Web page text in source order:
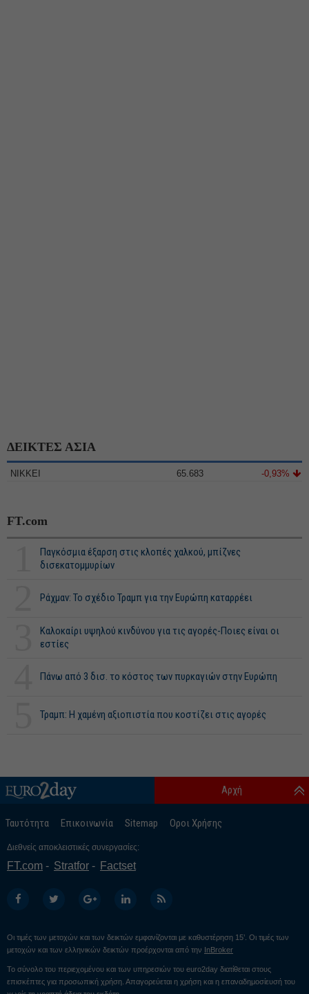
ΔΕΙΚΤΕΣ ΑΣΙΑ
NIKKEI 65.683 -0,93%
FT.com
Παγκόσμια έξαρση στις κλοπές χαλκού, μπίζνες
δισεκατομμυρίων
Ράχμαν: Το σχέδιο Τραμπ για την Ευρώπη καταρρέει
Καλοκαίρι υψηλού κινδύνου για τις αγορές-Ποιες είναι οι
εστίες
Πάνω από 3 δισ. το κόστος των πυρκαγιών στην Ευρώπη
Τραμπ: Η χαμένη αξιοπιστία που κοστίζει στις αγορές
Ταυτότητα Επικοινωνία Sitemap Οροι Χρήσης
Αρχή
Διεθνείς αποκλειστικές συνεργασίες:
FT.com Stratfor Factset
Οι τιμές των μετοχών και των δεικτών εμφανίζονται με καθυστέρηση 15’. Οι τιμές των
μετοχών και των ελληνικών δεικτών προέρχονται από την InBroker
Το σύνολο του περιεχομένου και των υπηρεσιών του euro2day διατίθεται στους
επισκέπτες για προσωπική χρήση. Απαγορεύεται η χρήση και η επαναδημοσίευσή του